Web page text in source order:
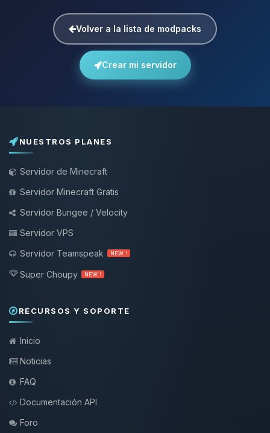
Volver a la lista de modpacks
Crear mi servidor
NUESTROS PLANES
Servidor de Minecraft
Servidor Minecraft Gratis
Servidor Bungee / Velocity
Servidor VPS
Servidor Teamspeak
NEW !
Super Choupy NEW !
RECURSOS Y SOPORTE
Inicio
Noticias
FAQ
Documentación API
Foro